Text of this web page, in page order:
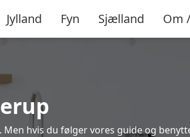
Jylland Fyn Sjælland Om
hvis du følger vores guide og